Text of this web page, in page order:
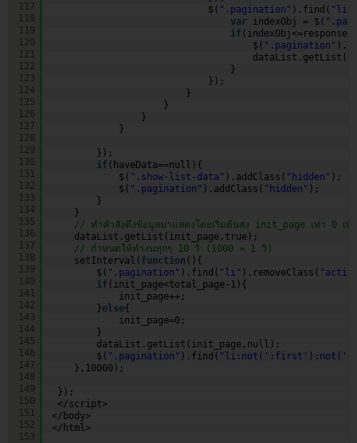
117
118
119
120
121
122
123
124
125
126
127
128
129
130
131
132
133
134
135
136
137
138
139
140
141
142
143
144
145
146
147
148
149
150
151
152
153
$( ".pagination" ).find(
var indexObj = $(
if
$( ".pagination"
}
}
}
}
}
});
if (haveData==null){
$( ".show-list-data" ).addClass( "hidden" );
$( ".pagination" ).addClass( "hidden"
}
}
// ทำคำสั่งดึงข้อมูลมาแสดงโดยเริ่มต้นส่ง init_page เท่า 0 เพื่
dataList.getList(init_page,true);
// กำหนดให้ทำงนทุกๆ 10 วิ (1000 = 1 วิ)
setInterval( function (){
$( ".pagination" ).find( "li" ).removeClass(
if (init_page<total_page-1){
init_page++;
}else{
init_page=0;
}
dataList.getList(init_page,null);
$( ".pagination" ).find(
},10000);
});
</script>
</body>
</html>